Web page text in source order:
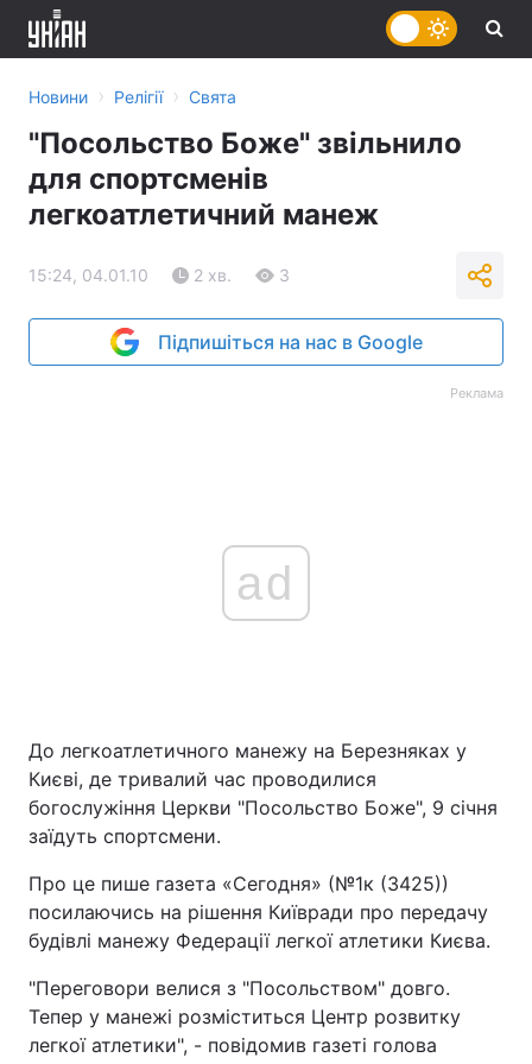
Новини › Релігії › Свята
"Посольство Боже" звільнило
для спортсменів
легкоатлетичний манеж
15:24, 04.01.10 2 хв. 3
Підпишіться на нас в Google
Реклама
ad
До легкоатлетичного манежу на Березняках у
Києві, де тривалий час проводилися
богослужіння Церкви "Посольство Боже", 9 січня
заїдуть спортсмени.
Про це пише газета «Сегодня» (№1к (3425))
посилаючись на рішення Київради про передачу
будівлі манежу Федерації легкої атлетики Києва.
"Переговори велися з "Посольством" довго.
Тепер у манежі розміститься Центр розвитку
легкої атлетики", - повідомив газеті голова